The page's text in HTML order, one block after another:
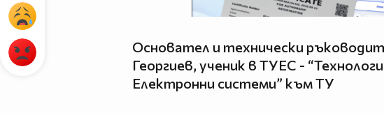
Основател и технически
Георгиев, ученик в ТУЕС -
Електронни системи” към ТУ